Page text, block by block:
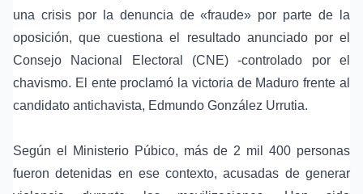
una crisis por la denuncia de «fraude» por parte de la
oposición, que cuestiona el resultado anunciado por el
Consejo Nacional Electoral (CNE) -controlado por el
chavismo. El ente proclamó la victoria de Maduro frente al
candidato antichavista, Edmundo González Urrutia.
Según el Ministerio Púbico, más de 2 mil 400 personas
fueron detenidas en ese contexto, acusadas de generar